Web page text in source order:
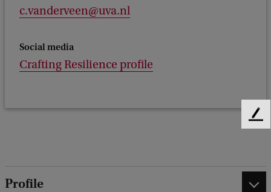
c.vanderveen@uva.nl
Social media
Crafting Resilience profile
Profile
F
b
a